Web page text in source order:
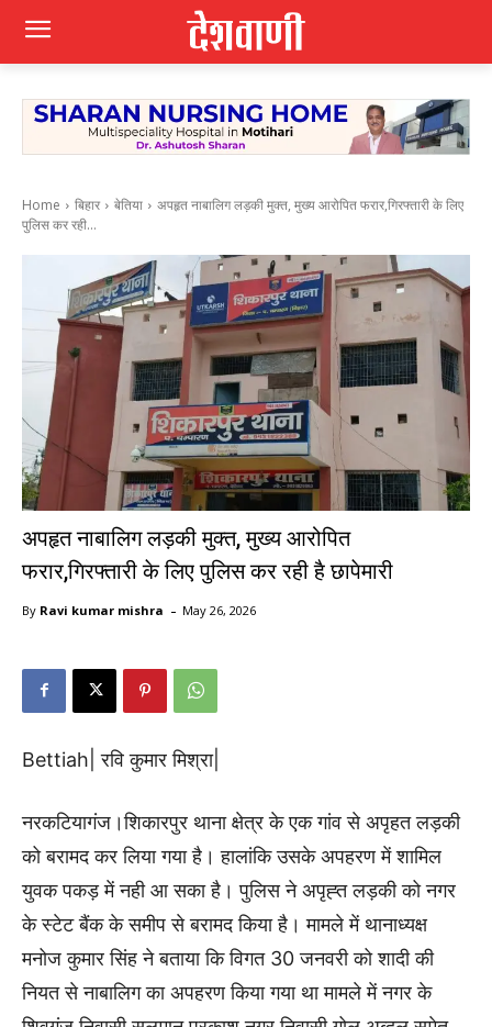
Home बिहार बेतिया
अपहृत नाबालिग लड़की मुक्त, मुख्य आरोपित फरार,गिरफ्तारी के लिए
पुलिस कर रही...
अपहृत नाबालिग लड़की मुक्त, मुख्य आरोपित
फरार,गिरफ्तारी के लिए पुलिस कर रही है छापेमारी
By Ravi kumar mishra - May 26, 2026
Bettiah| रवि कुमार मिश्रा|
नरकटियागंज।शिकारपुर थाना क्षेत्र के एक गांव से अपृहत लड़की
को बरामद कर लिया गया है। हालांकि उसके अपहरण में शामिल
युवक पकड़ में नही आ सका है। पुलिस ने अपृह्त लड़की को नगर
के स्टेट बैंक के समीप से बरामद किया है। मामले में थानाध्यक्ष
मनोज कुमार सिंह ने बताया कि विगत 30 जनवरी को शादी की
नियत से नाबालिग का अपहरण किया गया था मामले में नगर के